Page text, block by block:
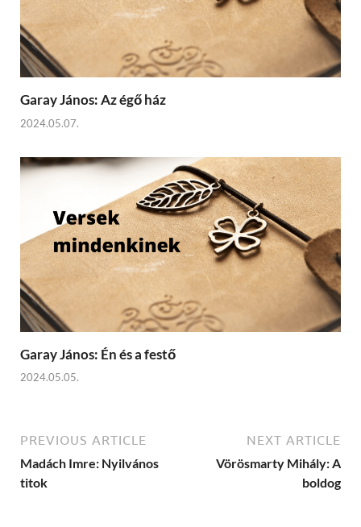
Garay János: Az égő ház
2024.05.07.
Garay János: Én és a festő
2024.05.05.
PREVIOUS ARTICLE
Madách Imre: Nyilvános
titok
NEXT ARTICLE
Vörösmarty Mihály: A
boldog